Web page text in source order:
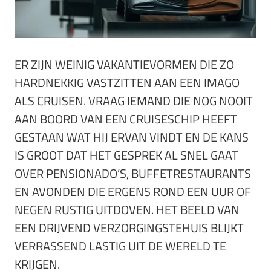
ER ZIJN WEINIG VAKANTIEVORMEN DIE ZO
HARDNEKKIG VASTZITTEN AAN EEN IMAGO
ALS CRUISEN. VRAAG IEMAND DIE NOG NOOIT
AAN BOORD VAN EEN CRUISESCHIP HEEFT
GESTAAN WAT HIJ ERVAN VINDT EN DE KANS
IS GROOT DAT HET GESPREK AL SNEL GAAT
OVER PENSIONADO’S, BUFFETRESTAURANTS
EN AVONDEN DIE ERGENS ROND EEN UUR OF
NEGEN RUSTIG UITDOVEN. HET BEELD VAN
EEN DRIJVEND VERZORGINGSTEHUIS BLIJKT
VERRASSEND LASTIG UIT DE WERELD TE
KRIJGEN.